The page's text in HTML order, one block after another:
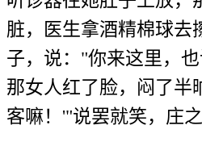
脏，医生拿酒精棉球去
子，说："你来这里，也
那女人红了脸，闷了半
客嘛！'"说罢就笑，庄之